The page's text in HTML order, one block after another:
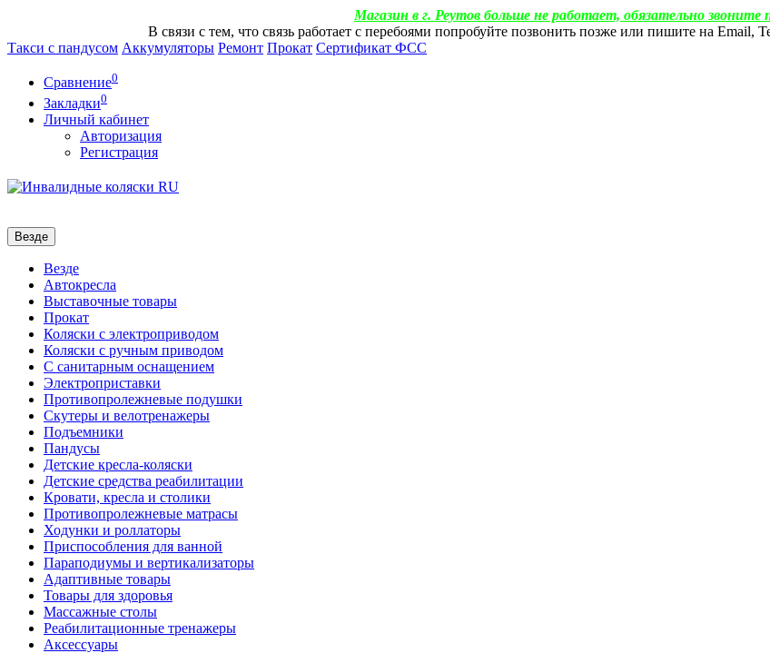
Магазин в г. Реутов больше не работает, обязательно звоните
В связи с тем, что связь работает с перебоями попробуйте позвонить позже или пишите на
Такси с пандусом Аккумуляторы Ремонт Прокат Сертификат ФСС
Сравнение0
Закладки0
Личный кабинет
Авторизация
Регистрация
Везде
Везде
Автокресла
Выставочные товары
Прокат
Коляски с электроприводом
Коляски с ручным приводом
С санитарным оснащением
Электроприставки
Противопролежневые подушки
Скутеры и велотренажеры
Подъемники
Пандусы
Детские кресла-коляски
Детские средства реабилитации
Кровати, кресла и столики
Противопролежневые матрасы
Ходунки и роллаторы
Приспособления для ванной
Параподиумы и вертикализаторы
Адаптивные товары
Товары для здоровья
Массажные столы
Реабилитационные тренажеры
Аксессуары